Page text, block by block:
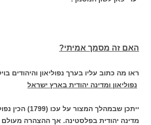
האם זה מסמך אמיתי?
ראו מה כתוב עליו בערך נפוליאון והיהודים
נפוליאון ומדינה יהודית בארץ ישראל
ייתכן שבמהלך
מדינה יהודית בפלסטינה. אך ההצהרה